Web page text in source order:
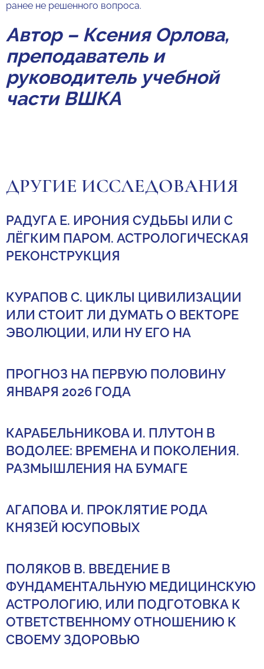
ранее не решенного вопроса.
Автор – Ксения Орлова,
преподаватель и
руководитель учебной
части ВШКА
ДРУГИЕ ИССЛЕДОВАНИЯ
РАДУГА Е. ИРОНИЯ СУДЬБЫ ИЛИ С
ЛЁГКИМ ПАРОМ. АСТРОЛОГИЧЕСКАЯ
РЕКОНСТРУКЦИЯ
КУРАПОВ С. ЦИКЛЫ ЦИВИЛИЗАЦИИ
ИЛИ СТОИТ ЛИ ДУМАТЬ О ВЕКТОРЕ
ЭВОЛЮЦИИ, ИЛИ НУ ЕГО НА
ПРОГНОЗ НА ПЕРВУЮ ПОЛОВИНУ
ЯНВАРЯ 2026 ГОДА
КАРАБЕЛЬНИКОВА И. ПЛУТОН В
ВОДОЛЕЕ: ВРЕМЕНА И ПОКОЛЕНИЯ.
РАЗМЫШЛЕНИЯ НА БУМАГЕ
АГАПОВА И. ПРОКЛЯТИЕ РОДА
КНЯЗЕЙ ЮСУПОВЫХ
ПОЛЯКОВ В. ВВЕДЕНИЕ В
ФУНДАМЕНТАЛЬНУЮ МЕДИЦИНСКУЮ
АСТРОЛОГИЮ, ИЛИ ПОДГОТОВКА К
ОТВЕТСТВЕННОМУ ОТНОШЕНИЮ К
СВОЕМУ ЗДОРОВЬЮ